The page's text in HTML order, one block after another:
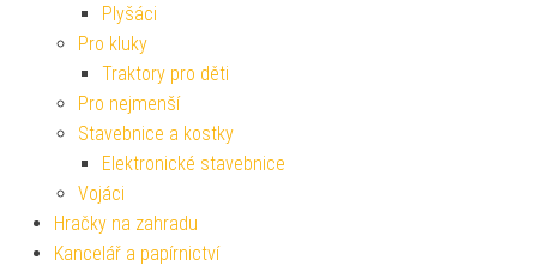
Plyšáci
Pro kluky
Traktory pro děti
Pro nejmenší
Stavebnice a kostky
Elektronické stavebnice
Vojáci
Hračky na zahradu
Kancelář a papírnictví